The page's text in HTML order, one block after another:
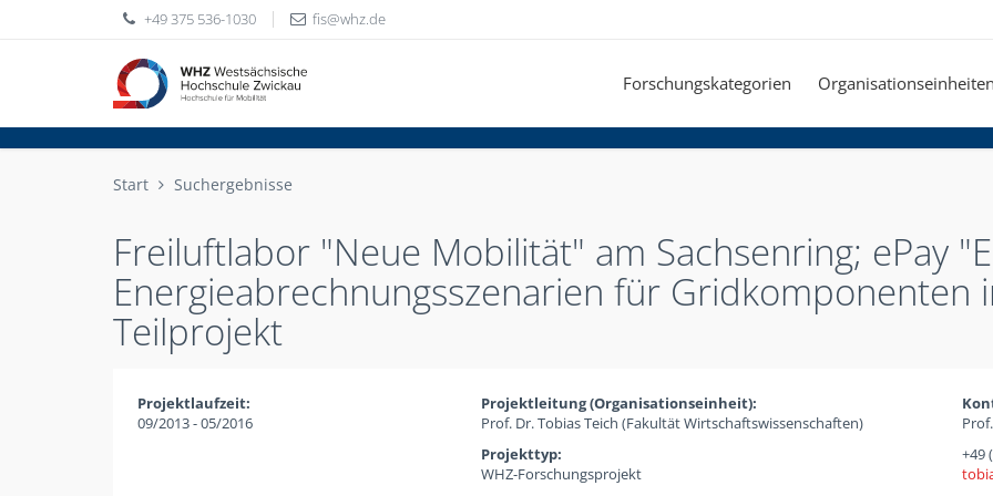
+49 375 536-1030 fis whzde
Forschungskategorien
Start Suchergebnisse
Freiluftlabor "Neue Mobilität" am Sachsenring; ePay
Energieabrechnungsszenarien für Gridkomponenten
Teilprojekt
Projektlaufzeit:
09/2013 - 05/2016
Projektleitung (Organisationseinheit):
Prof. Dr. Tobias Teich (Fakultät Wirtschaftswissenschaften)
Projekttyp:
WHZ-Forschungsprojekt
+49